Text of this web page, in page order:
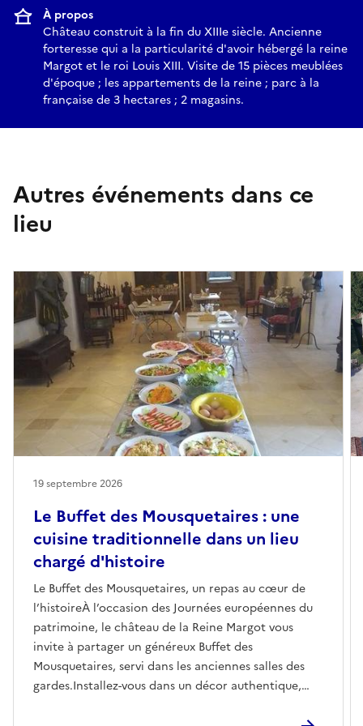
À propos
Château construit à la fin du XIIIe siècle. Ancienne
forteresse qui a la particularité d'avoir hébergé la reine
Margot et le roi Louis XIII. Visite de 15 pièces meublées
d'époque ; les appartements de la reine ; parc à la
française de 3 hectares ; 2 magasins.
Autres événements dans ce
lieu
Le Buffet des Mousquetaires : une
cuisine traditionnelle dans un lieu
chargé d'histoire
Le Buffet des Mousquetaires, un repas au cœur de
l’histoireÀ l’occasion des Journées européennes du
patrimoine, le château de la Reine Margot vous
invite à partager un généreux Buffet des
Mousquetaires, servi dans les anciennes salles des
gardes.Installez-vous dans un décor authentique,
19 septembre 2026